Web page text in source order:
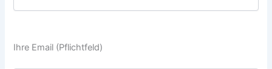
lIhre Email (Pflichtfeld)